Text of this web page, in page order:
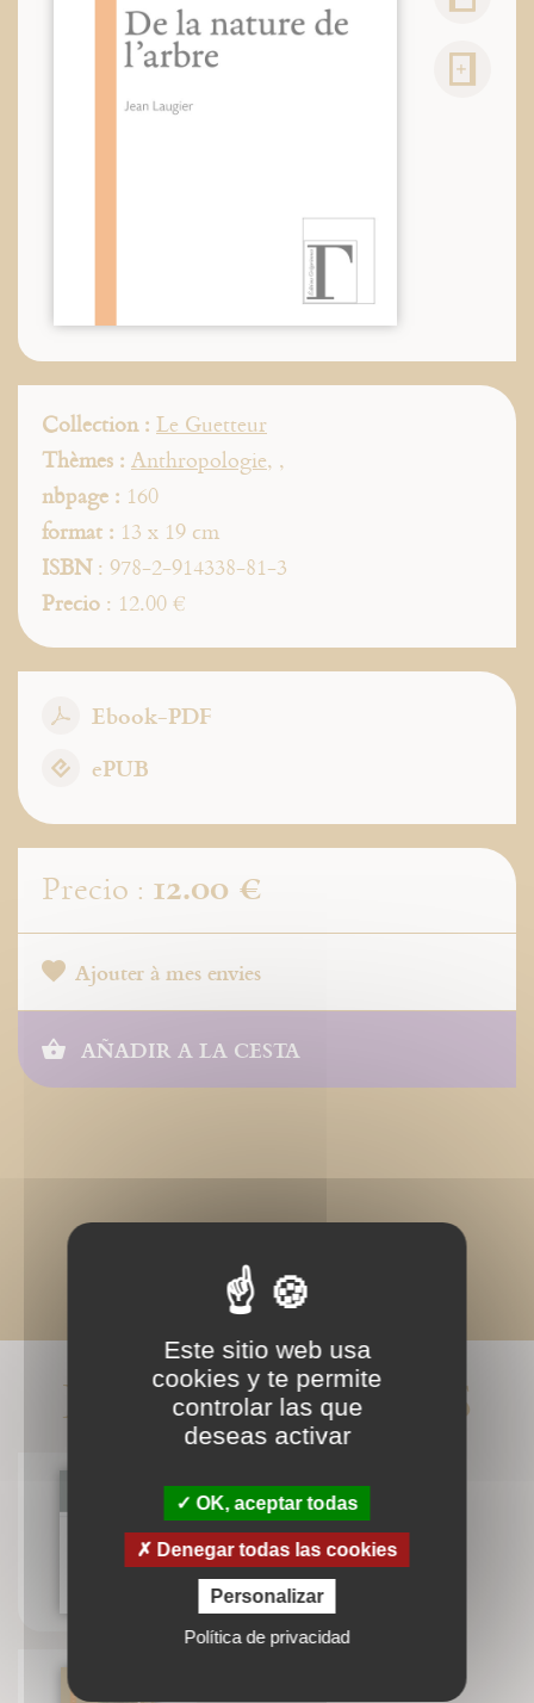
Collection : Le Guetteur
Thèmes : Anthropologie, ,
nbpage : 160
format : 13 x 19 cm
ISBN: 978-2-914338-81-3
Precio : 12.00 €
Ebook-PDF
ePUB
Precio : 12.00 €
Ajouter à mes envies
AÑADIR A LA CESTA
LIVRES ASSOCIÉS
D'un corps à l'autre
Père Jean-Claude Hanus
Este sitio web usa
cookies y te permite
controlar las que
deseas activar
OK, aceptar todas
Denegar todas las cookies
Personalizar
Política de privacidad